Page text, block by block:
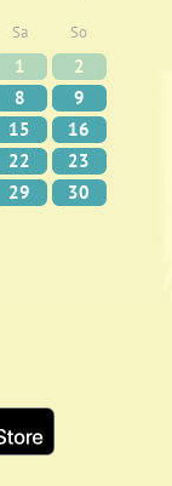
Sa So
1
2
8
9
15
16
22
23
29
30